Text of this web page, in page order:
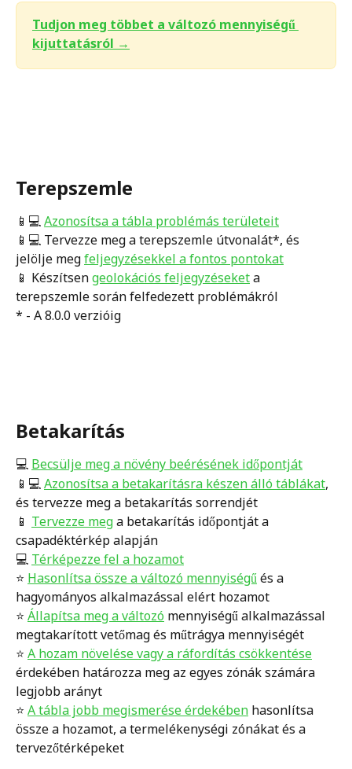
Tudjon meg többet a változó mennyiségű
kijuttatásról →
Terepszemle
📱💻 Azonosítsa a tábla problémás területeit
📱💻 Tervezze meg a terepszemle útvonalát*, és
jelölje meg feljegyzésekkel a fontos pontokat
📱 Készítsen geolokációs feljegyzéseket a
terepszemle során felfedezett problémákról
* - A 8.0.0 verzióig
Betakarítás
💻 Becsülje meg a növény beérésének időpontját
📱💻 Azonosítsa a betakarításra készen álló táblákat,
és tervezze meg a betakarítás sorrendjét
📱 Tervezze meg a betakarítás időpontját a
csapadéktérkép alapján
💻 Térképezze fel a hozamot
⭐️ Hasonlítsa össze a változó mennyiségű és a
hagyományos alkalmazással elért hozamot
⭐️ Állapítsa meg a változó mennyiségű alkalmazással
megtakarított vetőmag és műtrágya mennyiségét
⭐️ A hozam növelése vagy a ráfordítás csökkentése
érdekében határozza meg az egyes zónák számára
legjobb arányt
⭐️ A tábla jobb megismerése érdekében hasonlítsa
össze a hozamot, a termelékenységi zónákat és a
tervezőtérképeket